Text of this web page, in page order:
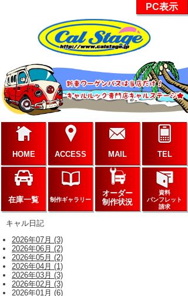
PC表示
HOME ACCESS MAIL TEL
在庫一覧 制作ギャラリー
オーダー
制作状況
資料
パンフレット
請求
キャル日記
2026年07月 (3)
2026年06月 (2)
2026年05月 (2)
2026年04月 (1)
2026年03月 (3)
2026年02月 (3)
2026年01月 (6)